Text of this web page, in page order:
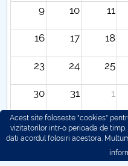
9 10 11
16 17 18
23 24 25
30 31 1
Acest site foloseste "cookies"
vizitatorilor intr-o perioada de
dati acordul folosiri acestora.